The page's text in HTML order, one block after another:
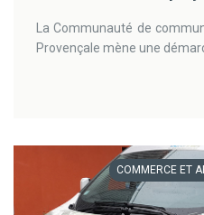
La Communauté de
Provençale mène une
COMMERCE ET